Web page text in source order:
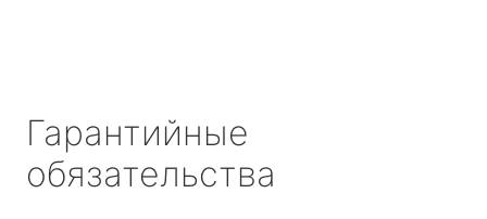
Гарантийные
обязательства